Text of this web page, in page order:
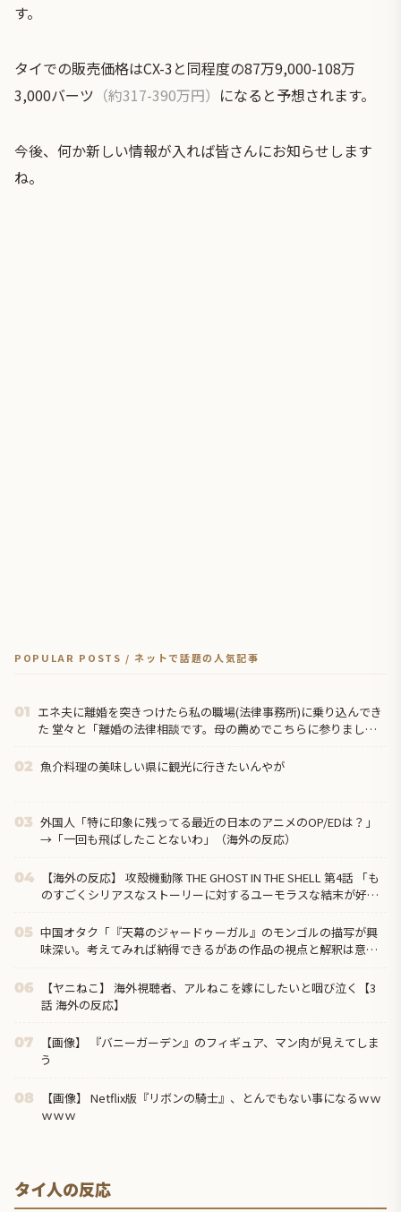
す。
タイでの販売価格はCX-3と同程度の87万9,000-108万
3,000バーツ （約317-390万円） になると予想されます。
今後、何か新しい情報が入れば皆さんにお知らせします
ね。
POPULAR POSTS / ネットで話題の人気記事
01 エネ夫に離婚を突きつけたら私の職場(法律事務所)に乗り込んでき
た 堂々と「離婚の法律相談です。母の薦めでこちらに参りまし
02 魚介料理の美味しい県に観光に行きたいんやが
03 外国人「特に印象に残ってる最近の日本のアニメのOP/EDは？」
→「一回も飛ばしたことないわ」（海外の反応）
04
【海外の反応】 攻殻機動隊 THE GHOST IN THE SHELL 第4話 「も
のすごくシリアスなストーリーに対するユーモラスな結末が好
05 中国オタク「『天幕のジャードゥーガル』のモンゴルの描写が興
味深い。考えてみれば納得できるがあの作品の視点と解釈は意外
06
【ヤニねこ】 海外視聴者、アルねこを嫁にしたいと咽び泣く【3
話 海外の反応】
07
【画像】 『バニーガーデン』のフィギュア、マン肉が見えてしま
う
08
【画像】 Netflix版『リボンの騎士』、とんでもない事になるｗｗ
ｗｗｗ
タイ人の反応